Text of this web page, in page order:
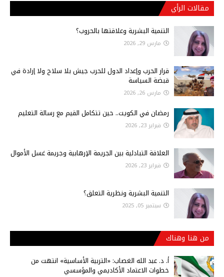
مقالات الرأي
التنمية البشرية وعلاقتها بالحروب؟
مارس 29, 2026
قرار الحرب وإعداد الدول للحرب جيش بلا سلاح ولا إرادة في
قبضة السياسة
مارس 26, 2026
رمضان في الكويت.. حين تتكامل القيم مع رسالة التعليم
فبراير 23, 2026
العلاقة التبادلية بين الجريمة الإرهابية وجريمة غسل الأموال
فبراير 23, 2026
التنمية البشرية ونظرية التعلق؟
سبتمبر 05, 2025
من هنا وهناك
أ‌. د. عبد الله الغصاب: «التربية الأساسية» انتهت من
خطوات الاعتماد الأكاديمي والمؤسسي